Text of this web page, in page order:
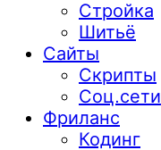
Стройка
Шитьё
Сайты
Скрипты
Соц.сети
Фриланс
Кодинг